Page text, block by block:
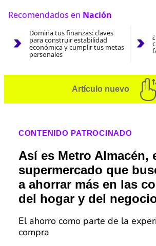
Recomendados en Nación
Domina tus finanzas: claves
para construir estabilidad
económica y cumplir tus metas
personales
Artículo nuevo
CONTENIDO PATROCINADO
Así es Metro Almacén,
supermercado que
a ahorrar más en las
del hogar y del
El ahorro como parte de la
compra